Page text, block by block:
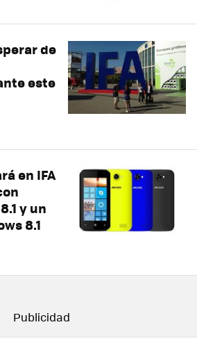
de
este
en IFA
y un
8.1